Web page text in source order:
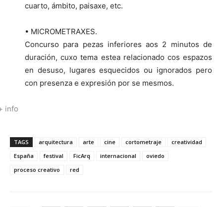
cuarto, ámbito, paisaxe, etc.
• MICROMETRAXES.
Concurso para pezas inferiores aos 2 minutos de
duración, cuxo tema estea relacionado cos espazos
en desuso, lugares esquecidos ou ignorados pero
con presenza e expresión por se mesmos.
info
TAGS arquitectura arte cine cortometraje
creatividad
España
festival FicArq internacional
oviedo
proceso creativo
red